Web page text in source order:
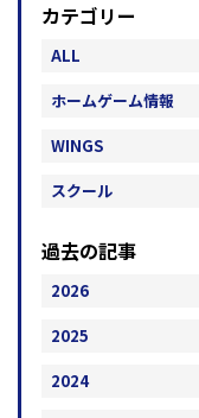
カテゴリー
ALL
ホームゲーム情報
WINGS
スクール
過去の記事
2026
2025
2024